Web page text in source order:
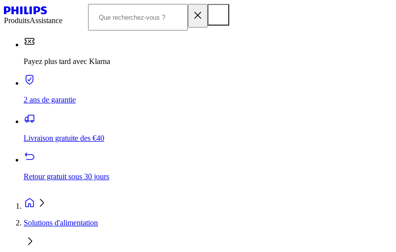
ProduitsAssistance
Payez plus tard avec Klarna
2 ans de garantie
Livraison gratuite des €40
Retour gratuit sous 30 jours
Solutions d'alimentation